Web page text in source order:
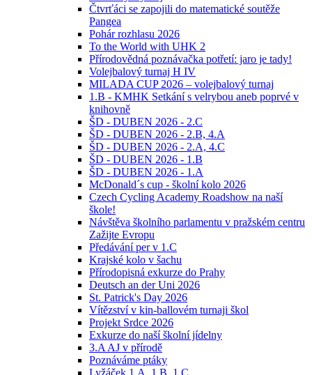
Čtvrťáci se zapojili do matematické soutěže
Pangea
Pohár rozhlasu 2026
To the World with UHK 2
Přírodovědná poznávačka potřetí: jaro je tady!
Volejbalový turnaj H IV
MILADA CUP 2026 – volejbalový turnaj
1.B - KMHK Setkání s velrybou aneb poprvé v
knihovně
ŠD - DUBEN 2026 - 2.C
ŠD - DUBEN 2026 - 2.B, 4.A
ŠD - DUBEN 2026 - 2.A, 4.C
ŠD - DUBEN 2026 - 1.B
ŠD - DUBEN 2026 - 1.A
McDonald´s cup - školní kolo 2026
Czech Cycling Academy Roadshow na naší
škole!
Návštěva školního parlamentu v pražském centru
Zažijte Evropu
Předávání per v 1.C
Krajské kolo v šachu
Přírodopisná exkurze do Prahy
Deutsch an der Uni 2026
St. Patrick's Day 2026
Vítězství v kin-ballovém turnaji škol
Projekt Srdce 2026
Exkurze do naší školní jídelny
3.A AJ v přírodě
Poznáváme ptáky